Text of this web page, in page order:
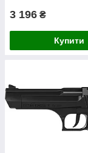
3 196 ₴
Купити